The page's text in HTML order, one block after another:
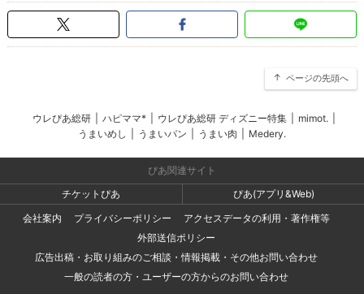
ページの先頭へ
ウレぴあ総研 ハピママ* ウレぴあ総研 ディズニー特集 mimot.
うまいめし
うまいパン うまい肉 Medery.
ぴあ関連サイト
チケットぴあ
ぴあ(アプリ&Web)
会社案内
プライバシーポリシー
アクセスデータの利用・著作権等
外部送信ポリシー
広告出稿・お取り組みのご相談・情報掲載・その他お問い合わせ
一般の読者の方・ユーザーの方からのお問い合わせ